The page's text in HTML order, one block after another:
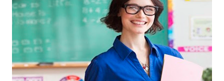
isso ressalta trabalho. SUGESTÕES DE PALAVRAS E
EXPRESSÕES PARA USO EM RELATÓRIOS Você pensa Você
escreve O aluno não sabe O aluno não adquiriu os
conceitos, está em fase de aprendizado. Não tem limites
Apresenta dificuldades de auto-regulação, pois… É nervoso
Ainda não desenvolveu habilidades para convívio no